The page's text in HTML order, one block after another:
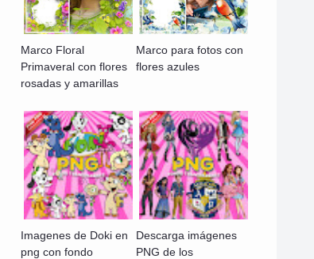
Marco Floral
Primaveral con flores
rosadas y amarillas
Marco para fotos con
flores azules
Imagenes de Doki en
png con fondo
Descarga imágenes
PNG de los